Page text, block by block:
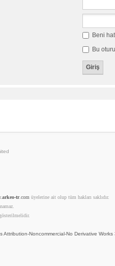
Beni
Bu
arkeo-tr.com üyelerine ait olup tüm hakları saklıdır.
Attribution-Noncommercial-No Derivative